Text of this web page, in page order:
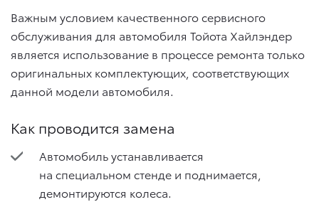
Важным условием качественного сервисного
обслуживания для автомобиля Тойота Хайлэндер
является использование в процессе ремонта только
оригинальных комплектующих, соответствующих
данной модели автомобиля.
Как проводится замена
Автомобиль устанавливается
на специальном стенде и поднимается,
демонтируются колеса.